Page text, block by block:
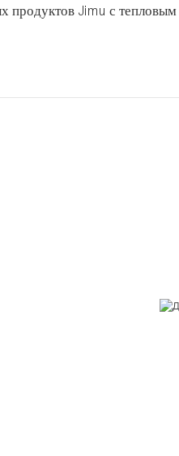
продуктов Jimu с